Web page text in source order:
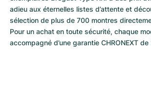
Montres d'occasion
Montres pour femmes
Montres d'occasion
Montres pour femmes
adieu aux éternelles listes d’attente et
sélection de plus de 700 montres
Pour un achat en toute sécurité, chaque
accompagné d’une garantie CHRONEXT